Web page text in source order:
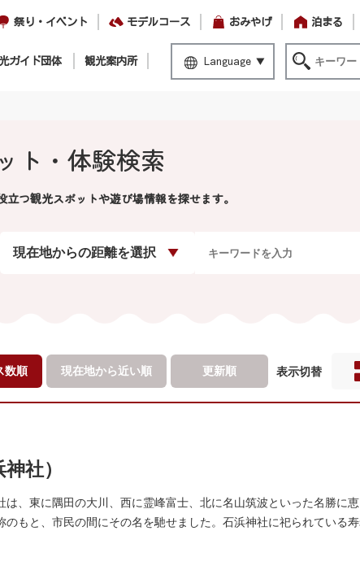
祭り・イベント モデルコース おみやげ 泊まる
ガイド団体 観光案内所 Language
ト・体験検索
つ観光スポットや遊び場情報を探せます。
現在地からの距離を選択
数順 現在地から近い順 更新順 表示切替
社）
、東に隅田の大川、西に霊峰富士、北に名山筑波といった名勝に
もと、市民の間にその名を馳せました。石浜神社に祀られている